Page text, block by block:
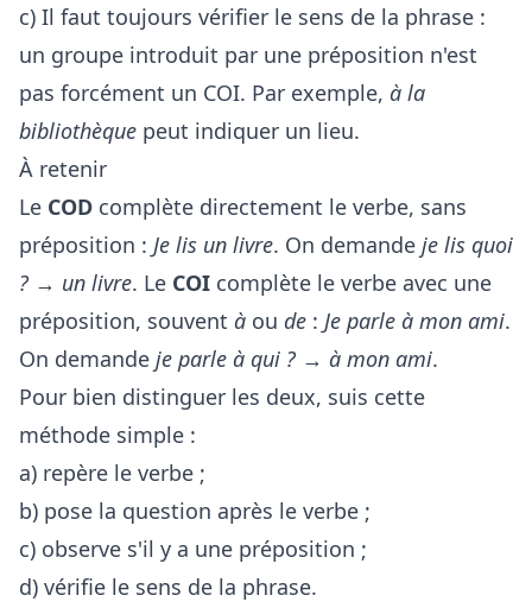
c) Il faut toujours vérifier le sens de la phrase :
un groupe introduit par une préposition n'est
pas forcément un COI. Par exemple, à la
bibliothèque peut indiquer un lieu.
À retenir
Le COD complète directement le verbe, sans
préposition : Je lis un livre. On demande je lis quoi
? → un livre. Le COI complète le verbe avec une
préposition, souvent à ou de : Je parle à mon ami.
On demande je parle à qui ? → à mon ami.
Pour bien distinguer les deux, suis cette
méthode simple :
a) repère le verbe ;
b) pose la question après le verbe ;
c) observe s'il y a une préposition ;
d) vérifie le sens de la phrase.